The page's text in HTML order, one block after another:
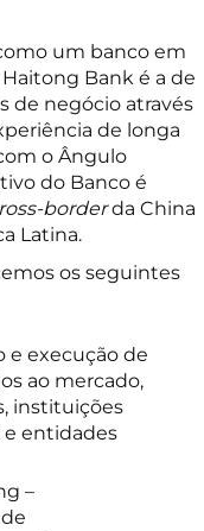
um banco em
Bank é a de
de negócio através
de longa
o Ângulo
do Banco é
borderda China
Latina.
os seguintes
e execução de
ao mercado,
instituições
e entidades
–